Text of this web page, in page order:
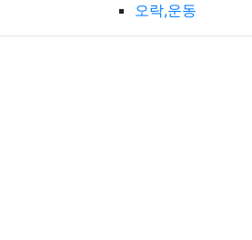
오락,운동